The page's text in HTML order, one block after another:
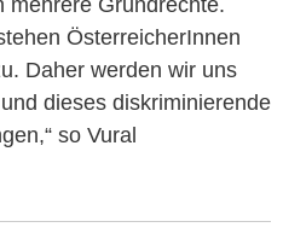
ÖsterreicherInnen
Daher werden wir uns
dieses diskriminierende
so Vural